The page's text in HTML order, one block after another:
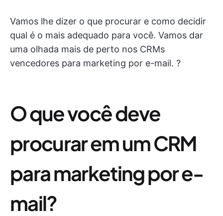
Vamos lhe dizer o que procurar e como decidir
qual é o mais adequado para você. Vamos dar
uma olhada mais de perto nos CRMs
vencedores para marketing por e-mail. ?
O que você deve
procurar em um CRM
para marketing por e-
mail?